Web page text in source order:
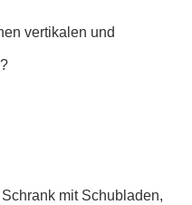
vertikalen und
mit Schubladen,